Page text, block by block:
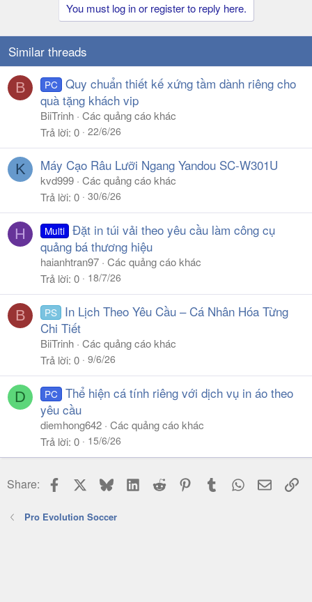
You must log in or register to reply here.
Similar threads
B PC Quy chuẩn thiết kế xứng tầm dành riêng cho
quà tặng khách vip
BiiTrinh Các quảng cáo khác
Trả lời 0 22/6/26
K Máy Cạo Râu Lưỡi Ngang Yandou SC-W301U
kvd999 Các quảng cáo khác
Trả lời 0 30/6/26
H Multi Đặt in túi vải theo yêu cầu làm công cụ
quảng bá thương hiệu
haianhtran97 Các quảng cáo khác
Trả lời 0 18/7/26
B PS
In Lịch Theo Yêu Cầu – Cá Nhân Hóa Từng
Chi Tiết
BiiTrinh Các quảng cáo khác
Trả lời 0 9/6/26
D PC Thể hiện cá tính riêng với dịch vụ in áo theo
yêu cầu
diemhong642 Các quảng cáo khác
Trả lời 0 15/6/26
Share: Facebook BlueskyLinkedIn
Reddit PinterestTumblr WhatsApp
Email
Pro Evolution Soccer